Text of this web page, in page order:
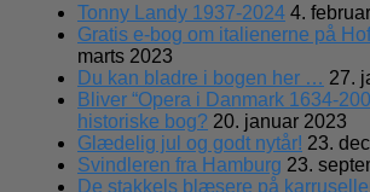
Tonny Landy 1937-2024 4.
Gratis e-bog om italienerne på
marts 2023
Du kan bladre i bogen her … 27.
Bliver “Opera i Danmark 1634-
historiske bog? 20. januar 2023
Glædelig jul og godt nytår! 23.
Svindleren fra Hamburg 23.
De stakkels blæsere på